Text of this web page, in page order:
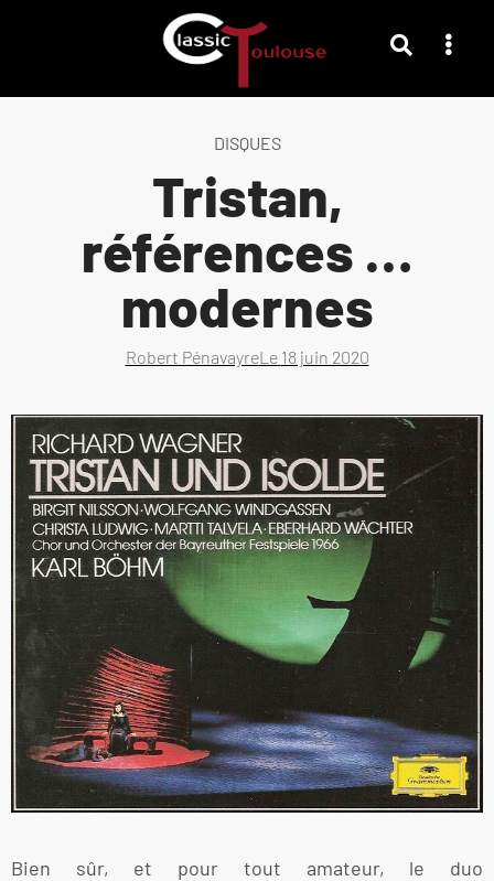
DISQUES
Tristan,
références …
modernes
Robert PénavayreLe 18 juin 2020
Bien sûr, et pour tout amateur, le duo